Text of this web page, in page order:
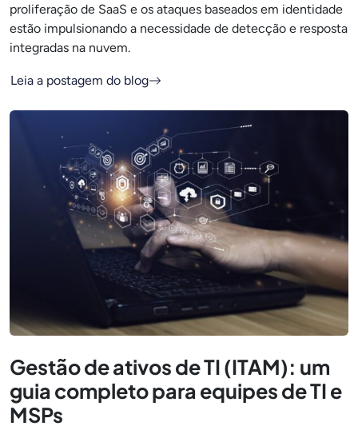
proliferação de SaaS e os ataques baseados em identidade
estão impulsionando a necessidade de detecção e resposta
integradas na nuvem.
Leia a postagem do blog
Gestão de ativos de TI (ITAM): um
guia completo para equipes de TI e
MSPs